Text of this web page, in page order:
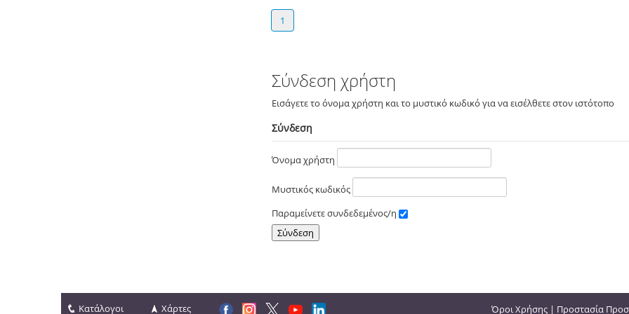
1
Σύνδεση χρήστη
Εισάγετε το όνομα χρήστη και το μυστικό κωδικό για να εισέλθετε στον ιστότοπο
Σύνδεση
Όνομα χρήστη
Μυστικός κωδικός
Παραμείνετε συνδεδεμένος/η
Κατάλογοι Χάρτες Όροι Χρήσης | Προστασία